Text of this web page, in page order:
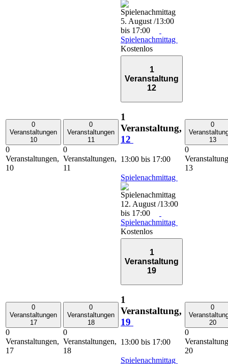
5. August /13:00
bis 17:00
Spielenachmittag
Kostenlos
0
Veranstaltungen
10
0
Veranstaltungen,
10
0
Veranstaltungen
11
0
Veranstaltungen,
11
1
Veranstaltung
12
1
Veranstaltung,
12
13:00 bis 17:00
Spielenachmittag
12. August /13:00
bis 17:00
Spielenachmittag
Kostenlos
0
13
0
13
0
Veranstaltungen
17
0
Veranstaltungen,
17
0
Veranstaltungen
18
0
Veranstaltungen,
18
1
Veranstaltung
19
1
Veranstaltung,
19
13:00 bis 17:00
Spielenachmittag
0
20
0
20